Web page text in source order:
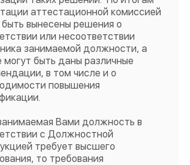
аттестационной комиссией
быть вынесены решения о
или несоответствии
занимаемой должности, а
могут быть даны различные
в том числе и о
повышения
Вами должность в
с Должностной
требует высшего
то требования